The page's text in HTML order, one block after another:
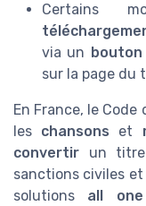
Certains
via un
sur la page du
En France, le
les chansons et
convertir un titre
sanctions civiles et
solutions all one